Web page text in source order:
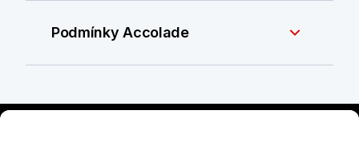
Podmínky Accolade